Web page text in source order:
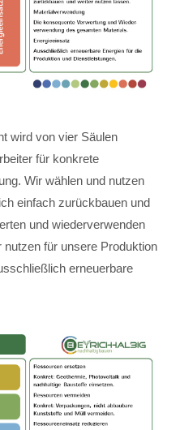
wird von vier Säulen
für konkrete
Wir wählen und nutzen
einfach zurückbauen und
und wiederverwenden
für unsere Produktion
erneuerbare